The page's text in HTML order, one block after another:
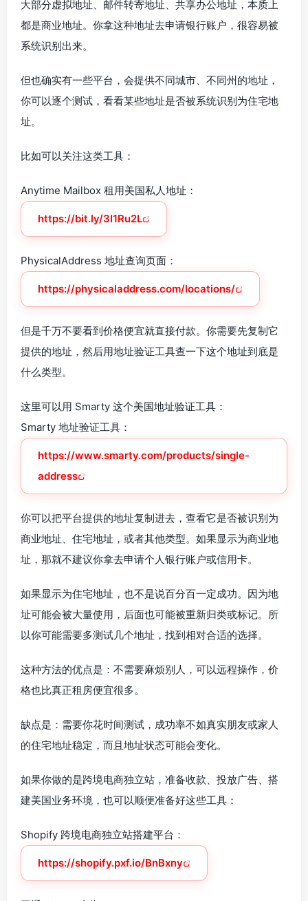
大部分虚拟地址、邮件转寄地址、共享办公地址，本质上
都是商业地址。你拿这种地址去申请银行账户，很容易被
系统识别出来。
但也确实有一些平台，会提供不同城市、不同州的地址，
你可以逐个测试，看看某些地址是否被系统识别为住宅地
址。
比如可以关注这类工具：
Anytime Mailbox 租用美国私人地址：
https://bit.ly/3I1Ru2L
PhysicalAddress 地址查询页面：
https://physicaladdress.com/locations/
但是千万不要看到价格便宜就直接付款。你需要先复制它
提供的地址，然后用地址验证工具查一下这个地址到底是
什么类型。
这里可以用 Smarty 这个美国地址验证工具：
Smarty 地址验证工具：
https://www.smarty.com/products/single-
address
你可以把平台提供的地址复制进去，查看它是否被识别为
商业地址、住宅地址，或者其他类型。如果显示为商业地
址，那就不建议你拿去申请个人银行账户或信用卡。
如果显示为住宅地址，也不是说百分百一定成功。因为地
址可能会被大量使用，后面也可能被重新归类或标记。所
以你可能需要多测试几个地址，找到相对合适的选择。
这种方法的优点是：不需要麻烦别人，可以远程操作，价
格也比真正租房便宜很多。
缺点是：需要你花时间测试，成功率不如真实朋友或家人
的住宅地址稳定，而且地址状态可能会变化。
如果你做的是跨境电商独立站，准备收款、投放广告、搭
建美国业务环境，也可以顺便准备好这些工具：
Shopify 跨境电商独立站搭建平台：
https://shopify.pxf.io/BnBxny